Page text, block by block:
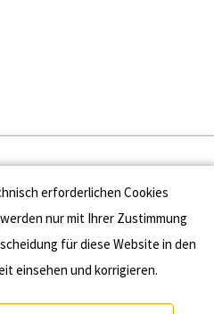
Presse
Kontakt
erforderlichen Cookies
nur mit Ihrer Zustimmung
für diese Website in den
einsehen und korrigieren.